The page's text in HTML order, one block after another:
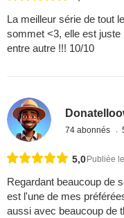
La meilleur série de tout
sommet <3, elle est juste
entre autre !!! 10/10
74 abonnés
5,0Publiée
Regardant beaucoup de
est l'une de mes
aussi avec beaucoup de